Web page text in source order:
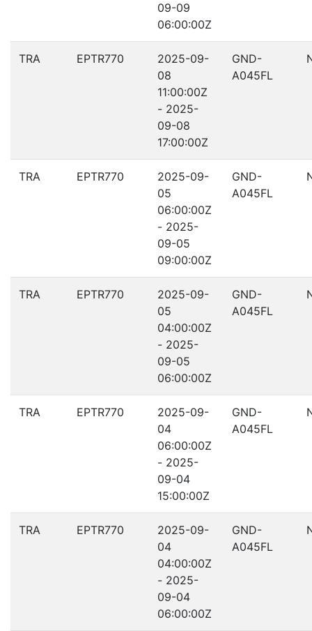
09-09
06:00:00Z
TRA EPTR770
2025-09-
08
11:00:00Z
- 2025-
09-08
17:00:00Z
GND-
A045FL
TRA EPTR770
2025-09-
05
06:00:00Z
- 2025-
09-05
09:00:00Z
GND-
A045FL
TRA EPTR770
2025-09-
05
04:00:00Z
- 2025-
09-05
06:00:00Z
GND-
A045FL
TRA EPTR770
2025-09-
04
06:00:00Z
- 2025-
09-04
15:00:00Z
GND-
A045FL
TRA EPTR770
2025-09-
04
04:00:00Z
- 2025-
09-04
06:00:00Z
GND-
A045FL